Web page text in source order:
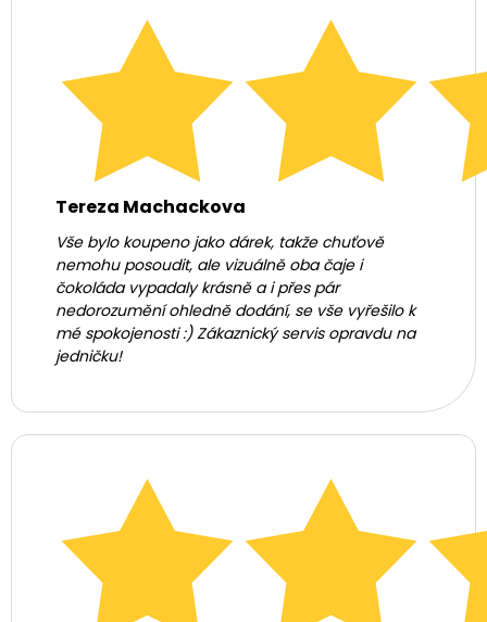
Tereza Machackova
Vše bylo koupeno jako dárek, takže chuťově
nemohu posoudit, ale vizuálně oba čaje i
čokoláda vypadaly krásně a i přes pár
nedorozumění ohledně dodání, se vše vyřešilo k
mé spokojenosti :) Zákaznický servis opravdu na
jedničku!